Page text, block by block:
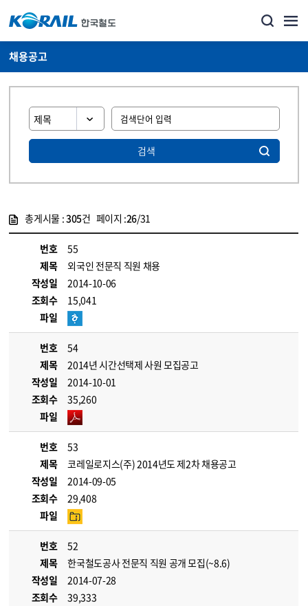
채용공고
검색
총게시물 :305건 페이지 :26/31
번호
55
제목
외국인 전문직 직원 채용
작성일
2014-10-06
조회수
15,041
파일
번호
54
제목
2014년 시간선택제 사원 모집공고
작성일
2014-10-01
조회수
35,260
파일
번호
53
제목
코레일로지스(주) 2014년도 제2차 채용공고
작성일
2014-09-05
조회수
29,408
파일
번호
52
제목
한국철도공사 전문직 직원 공개 모집(~8.6)
작성일
2014-07-28
조회수
39,333